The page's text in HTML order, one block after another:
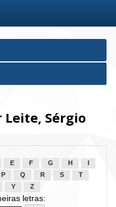
Sérgio
E F G H
P Q R S
T
Y Z
letras: